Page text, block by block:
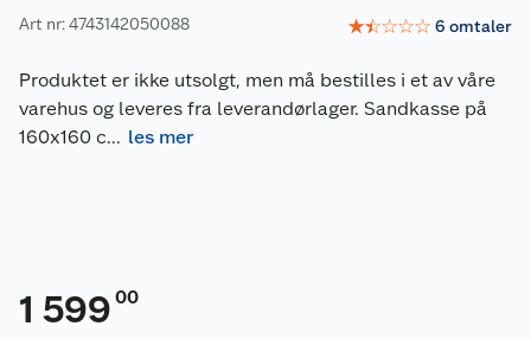
Art nr: 4743142050088 ☆☆☆☆☆ 6 omtaler
Produktet er ikke utsolgt, men må bestilles i et av våre
varehus og leveres fra leverandørlager. Sandkasse på
160x160 c... les mer
1 599 00